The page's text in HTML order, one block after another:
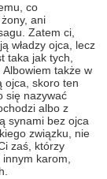
co
ani
Zatem ci,
władzy ojca, lecz
taka jak tych,
Albowiem także w
ojca, skoro ten
się nazywać
albo z
synami bez ojca
związku, nie
zaś, którzy
karom,